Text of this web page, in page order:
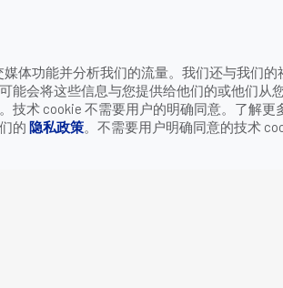
体功能并分析我们的流量。我们还与我们的
能会将这些信息与您提供给他们的或他们从
技术 cookie 不需要用户的明确同意。了解更
的 隐私政策。不需要用户明确同意的技术
公司
联系我们
120